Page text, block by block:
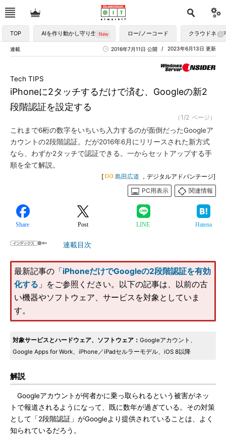
TOP AIを作り動かし守り生かす ロー/ノーコード クラウドネイ
連載 2023年6月13日 更新
2016年7月11日 公開
iPhoneに2タッチするだけで済む、Googleの新2
段階認証を設定する
Tech TIPS
（1/2 ページ）
これまで6桁の数字をいちいち入力するのが面倒だったGoogleア
カウントの2段階認証。だが2016年6月にリリースされた新方式
なら、わずか2タッチで認証できる。一からセットアップする手
順を全て解説。
[ 島田広道 ，デジタルアドバンテージ]
PC用表示
関連情報
Share Post LINE Hatena
連載目次
最新記事の「iPhoneだけでGoogleの2段階認証を有効
化する 」をご参照ください。以下の記事は、以前の古
い機器やソフトウェア、サービスを対象としていま
す。
対象サービスとハードウェア、ソフトウェア： Googleアカウント、
Google Apps for Work、iPhone／iPadセルラーモデル、iOS 8以降
解説
Googleアカウントが何者かに乗っ取られるという被害がネッ
トで報道されるようになって、既に数年が過ぎている。その対策
として「2段階認証」がGoogleより提供されていることは、よく
知られているだろう。